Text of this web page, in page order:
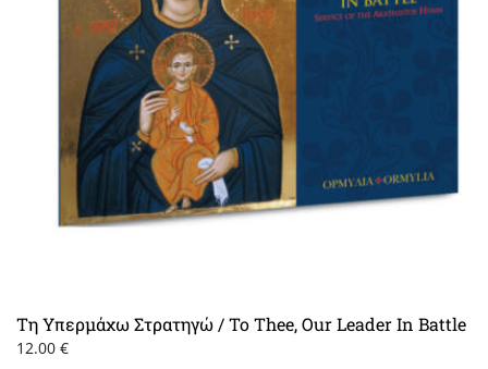
Τη Υπερμάχω Στρατηγώ / To Thee, Our Leader In Battle
12.00 €